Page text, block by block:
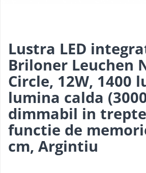
Lustra LED
Briloner Leuchen
Circle, 12W, 1400
lumina calda
dimmabil in
functie de
cm, Argintiu